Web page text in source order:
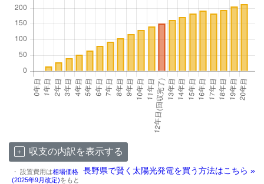
収支の内訳を表示する
長野県で賢く太陽光発電を買う方法はこちら »
・ 設置費用は相場価格
(2025年9月改定)をもと